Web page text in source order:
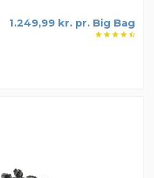
1.249,99 kr. pr. Big Bag